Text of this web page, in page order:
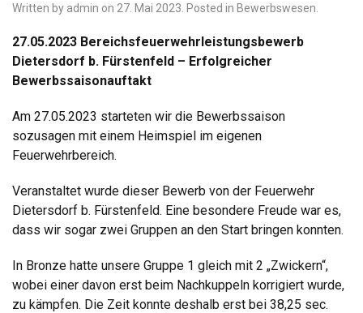
Written by admin on 27. Mai 2023 . Posted in Bewerbswesen
27.05.2023 Bereichsfeuerwehrleistungsbewerb
Dietersdorf b. Fürstenfeld – Erfolgreicher
Bewerbssaisonauftakt
Am 27.05.2023 starteten wir die Bewerbssaison
sozusagen mit einem Heimspiel im eigenen
Feuerwehrbereich.
Veranstaltet wurde dieser Bewerb von der Feuerwehr
Dietersdorf b. Fürstenfeld. Eine besondere Freude war es,
dass wir sogar zwei Gruppen an den Start bringen konnten.
In Bronze hatte unsere Gruppe 1 gleich mit 2 „Zwickern“,
wobei einer davon erst beim Nachkuppeln korrigiert wurde,
zu kämpfen. Die Zeit konnte deshalb erst bei 38,25 sec.